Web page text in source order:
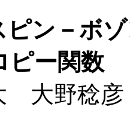
ピン－ボ
ピー関数
大野稔彦